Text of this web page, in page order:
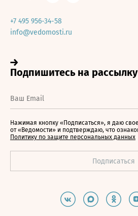
+7 495 956-34-58
info@vedomosti.ru
Нажимая кнопку «Подписаться», я даю
от «Ведомости» и подтверждаю, что
Политику по защите персональных данных